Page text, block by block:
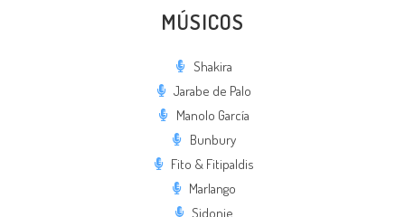
MÚSICOS
Shakira
Jarabe de Palo
Manolo García
Bunbury
Fito & Fitipaldis
Marlango
Sidonie